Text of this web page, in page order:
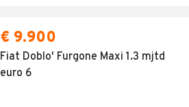
€ 9.900
Fiat Doblo' Furgone Maxi 1.3 mjtd
euro 6